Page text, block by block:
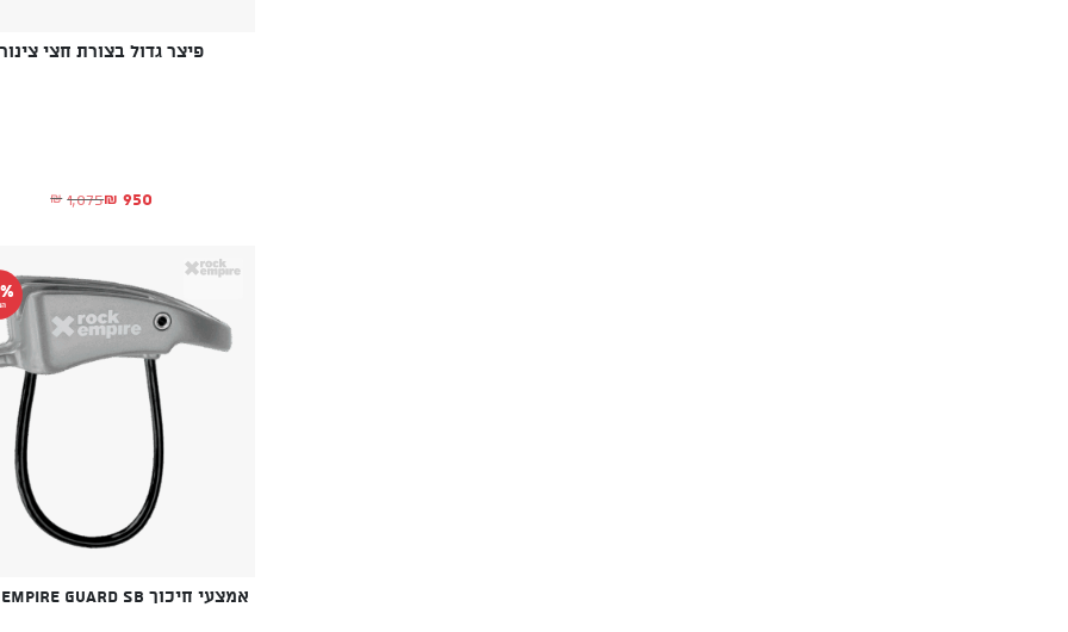
פיצר גדול בצורת חצי צינור
₪ 1,075
המחיר המקורי₪ 950 המחיר הנוכחי
אמצעי חיכוך ROCK EMPIRE GUARD SB